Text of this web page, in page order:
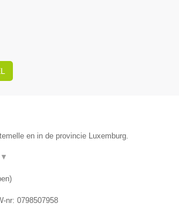
en in de provincie Luxemburg.
▼
)
nr: 0798507958